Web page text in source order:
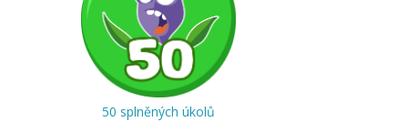
50 splněných úkolů